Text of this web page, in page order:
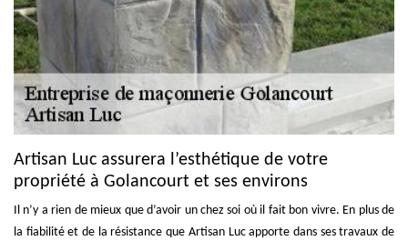
Artisan Luc assurera l’esthétique de votre
propriété à Golancourt et ses environs
Il n’y a rien de mieux que d’avoir un chez soi où il fait bon vivre. En plus de
la fiabilité et de la résistance que Artisan Luc apporte dans ses travaux de